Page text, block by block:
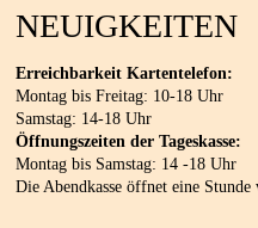
NEUIGKEITEN
Erreichbarkeit Kartentelefon:
Montag bis Freitag: 10-18 Uhr
Samstag: 14-18 Uhr
Öffnungszeiten der Tageskasse:
Montag bis Samstag: 14 -18 Uhr
Die Abendkasse öffnet eine